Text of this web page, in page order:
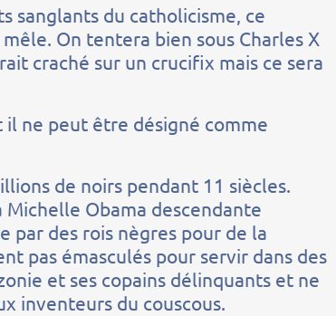
sanglants du catholicisme, ce
On tentera bien sous Charles X
craché sur un crucifix mais ce sera
il ne peut être désigné comme
de noirs pendant 11 siècles.
Obama descendante
par des rois nègres pour de la
pas émasculés pour servir dans des
et ses copains délinquants et ne
inventeurs du couscous.